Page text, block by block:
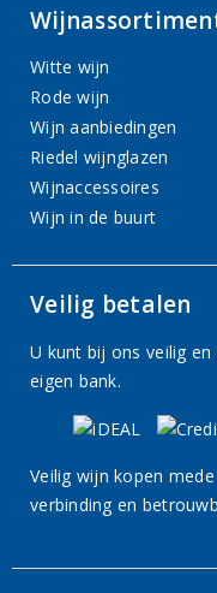
Witte wijn
Rode wijn
Wijn aanbiedingen
Riedel wijnglazen
Wijnaccessoires
Wijn in de buurt
Veilig betalen
U kunt bij ons veilig
eigen bank.
Veilig wijn kopen
verbinding en